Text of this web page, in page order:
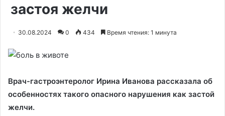
застоя желчи
30.08.2024 0 434 Время чтения: 1 минута
Врач-гастроэнтеролог Ирина Иванова рассказала об
особенностях такого опасного нарушения как застой
желчи.